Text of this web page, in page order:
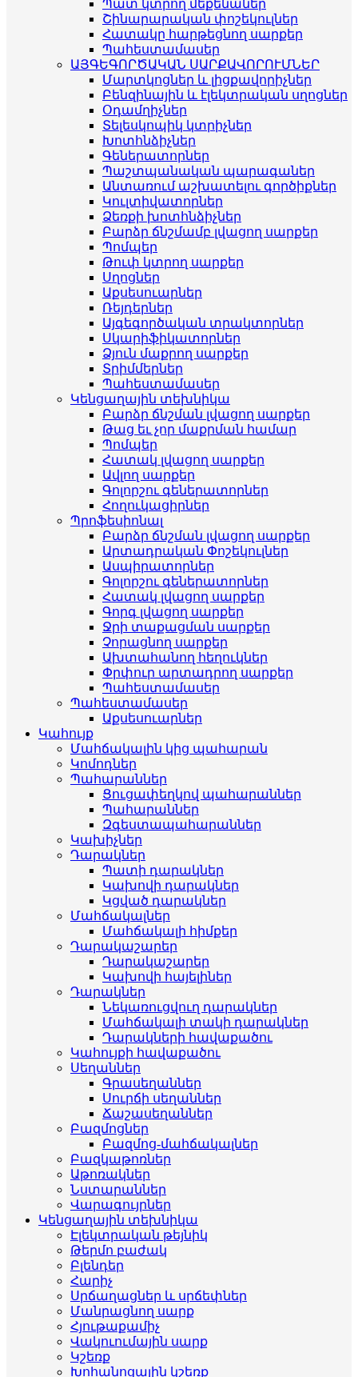
Պատ կտրող մեքենաներ
Շինարարական փոշեկուլներ
Հատակը հարթեցնող սարքեր
Պահեստամասեր
ԱՅԳԵԳՈՐԾԱԿԱՆ ՍԱՐՔԱՎՈՐՈՒՄՆԵՐ
Մարտկոցներ և լիցքավորիչներ
Բենզինային և էլեկտրական սղոցներ
Օդամղիչներ
Տելեսկոպիկ կտրիչներ
Խոտհնձիչներ
Գեներատորներ
Պաշտպանական պարագաներ
Անտառում աշխատելու գործիքներ
Կուլտիվատորներ
Ձեռքի խոտհնձիչներ
Բարձր ճնշմամբ լվացող սարքեր
Պոմպեր
Թուփ կտրող սարքեր
Սղոցներ
Աքսեսուարներ
Ռեյդերներ
Այգեգործական տրակտորներ
Սկարիֆիկատորներ
Ձյուն մաքրող սարքեր
Տրիմմերներ
Պահեստամասեր
Կենցաղային տեխնիկա
Բարձր ճնշման լվացող սարքեր
Թաց եւ չոր մաքրման համար
Պոմպեր
Հատակ լվացող սարքեր
Ավլող սարքեր
Գոլորշու գեներատորներ
Հողուկացիրներ
Պրոֆեսիոնալ
Բարձր ճնշման լվացող սարքեր
Արտադրական Փոշեկուլներ
Ասպիրատորներ
Գոլորշու գեներատորներ
Հատակ լվացող սարքեր
Գորգ լվացող սարքեր
Ջրի տաքացման սարքեր
Չորացնող սարքեր
Ախտահանող հեղուկներ
Փրփուր արտադրող սարքեր
Պահեստամասեր
Պահեստամասեր
Աքսեսուարներ
Կահույք
Մահճակալին կից պահարան
Կոմոդներ
Պահարաններ
Ցուցափեղկով պահարաններ
Պահարաններ
Զգեստապահարաններ
Կախիչներ
Դարակներ
Պատի դարակներ
Կախովի դարակներ
Կցված դարակներ
Մահճակալներ
Մահճակալի հիմքեր
Դարակաշարեր
Դարակաշարեր
Կախովի հայելիներ
Դարակներ
Նեկառուցվուղ դարակներ
Մահճակալի տակի դարակներ
Դարակների հավաքածու
Կահույքի հավաքածու
Սեղաններ
Գրասեղաններ
Սուրճի սեղաններ
Ճաշասեղաններ
Բազմոցներ
Բազմոց-մահճակալներ
Բազկաթոռներ
Աթոռակներ
Նստարաններ
Վարագույրներ
Կենցաղային տեխնիկա
Էլեկտրական թեյնիկ
Թերմո բաժակ
Բլենդեր
Հարիչ
Սրճաղացներ և սրճեփներ
Մանրացնող սարք
Հյութաքամիչ
Վակուումային սարք
Կշեռք
Խոհանոցային կշեռք